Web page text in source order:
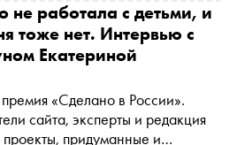
не работала с детьми, и
тоже нет. Интервью с
Екатериной
«Сделано в России».
сайта, эксперты и редакция
придуманные и